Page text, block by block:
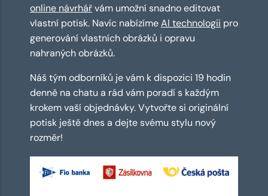
online návrhářvám umožní snadno editovat
vlastní potisk. Navíc nabízímeAI technologii pro
generování vlastních obrázků i opravu
nahraných obrázků.
Náš tým odborníků je vám k dispozici 19 hodin
denně na chatu a rád vám poradí s každým
krokem vaší objednávky. Vytvořte si originální
potisk ještě dnes a dejte svému stylu nový
rozměr!